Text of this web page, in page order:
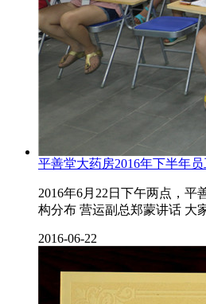
平善堂大药房2016年下半年
2016年6月22日下午两点，
构分布 营运副总郑蒙讲话 大
2016-06-22